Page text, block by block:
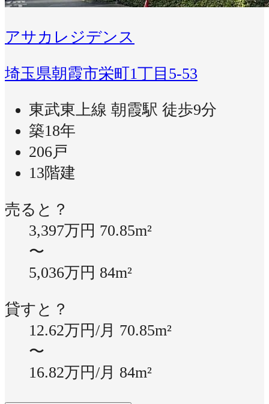
アサカレジデンス
埼玉県朝霞市栄町1丁目5-53
東武東上線 朝霞駅 徒歩9分
築18年
206戸
13階建
売ると？
3,397万円 70.85m²
〜
5,036万円 84m²
貸すと？
12.62万円/月 70.85m²
〜
16.82万円/月 84m²